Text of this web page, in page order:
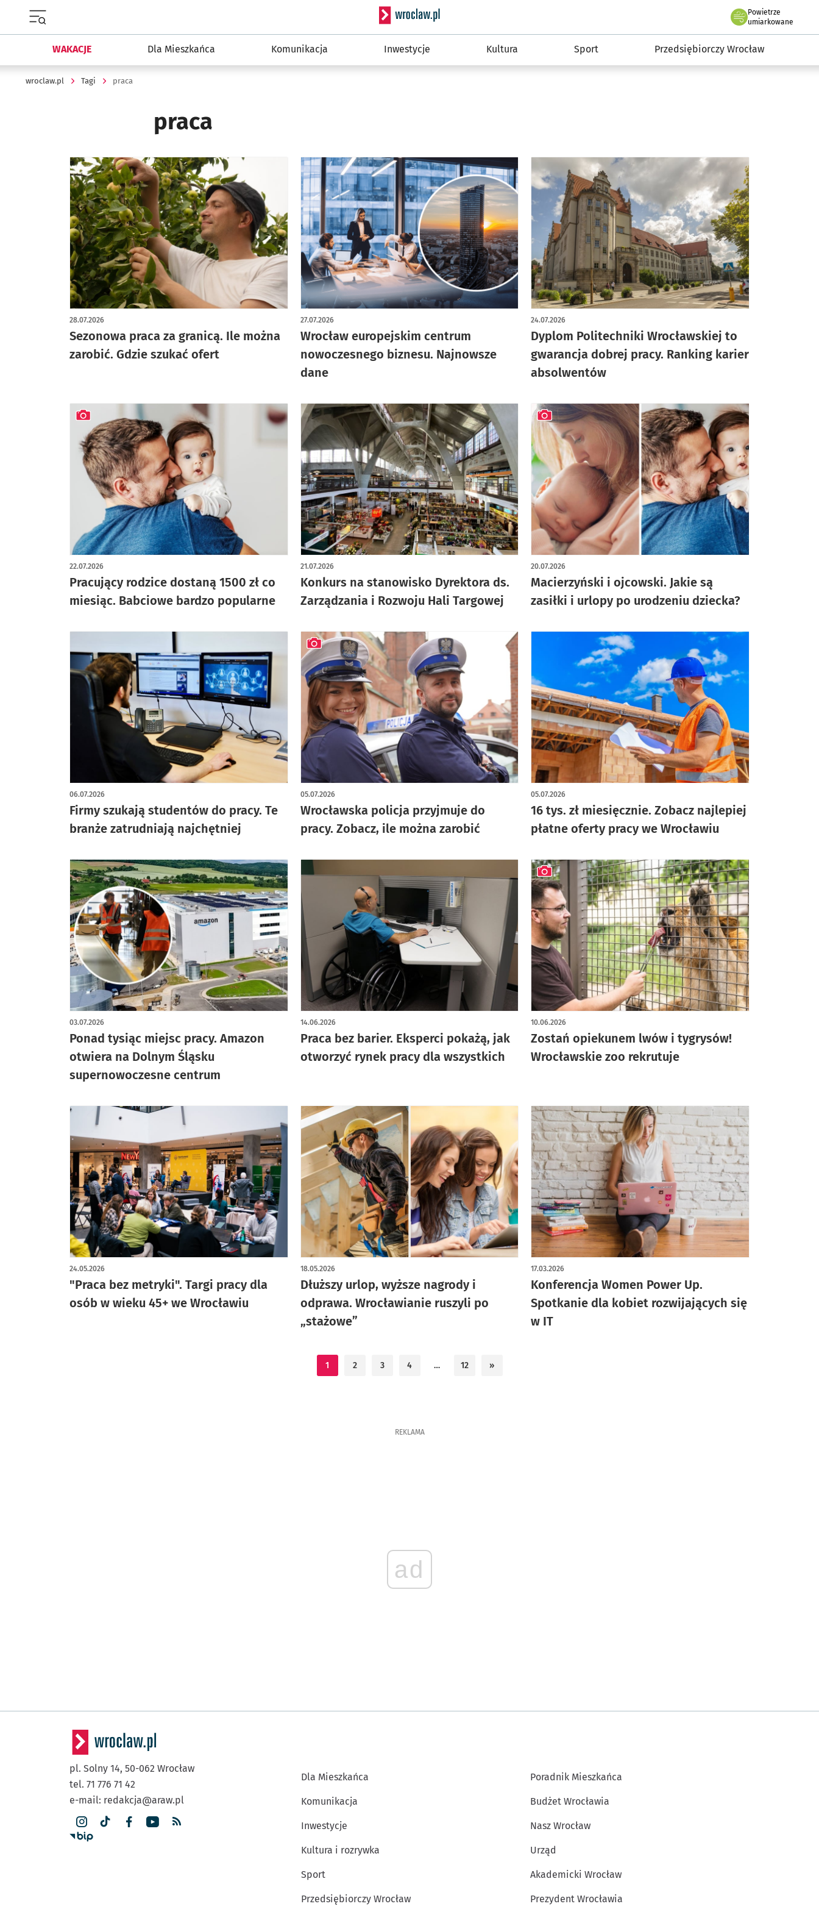
Serwis informacyjny wroclaw.pl
Powietrze
we Wrocławiu
umiarkowane
WAKACJE Dla Mieszkańca Komunikacja Inwestycje Kultura Sport Przedsiębiorczy Wrocław
wroclaw.pl Tagi praca
praca
Sezonowa praca za granicą. Ile można
zarobić. Gdzie szukać ofert
28.07.2026
Wrocław europejskim centrum
nowoczesnego biznesu. Najnowsze
dane
27.07.2026
Dyplom Politechniki Wrocławskiej to
gwarancja dobrej pracy. Ranking karier
absolwentów
24.07.2026
Pracujący rodzice dostaną 1500 zł co
miesiąc. Babciowe bardzo popularne
22.07.2026
artykuł z galerią zdjęć
Konkurs na stanowisko Dyrektora ds.
Zarządzania i Rozwoju Hali Targowej
21.07.2026
Macierzyński i ojcowski. Jakie są
zasiłki i urlopy po urodzeniu dziecka?
20.07.2026
artykuł z galerią zdjęć
Firmy szukają studentów do pracy. Te
branże zatrudniają najchętniej
06.07.2026
Wrocławska policja przyjmuje do
pracy. Zobacz, ile można zarobić
05.07.2026
artykuł z galerią zdjęć
16 tys. zł miesięcznie. Zobacz najlepiej
płatne oferty pracy we Wrocławiu
05.07.2026
Ponad tysiąc miejsc pracy. Amazon
otwiera na Dolnym Śląsku
supernowoczesne centrum
03.07.2026
Praca bez barier. Eksperci pokażą, jak
otworzyć rynek pracy dla wszystkich
14.06.2026
Zostań opiekunem lwów i tygrysów!
Wrocławskie zoo rekrutuje
10.06.2026
artykuł z galerią zdjęć
"Praca bez metryki". Targi pracy dla
osób w wieku 45+ we Wrocławiu
24.05.2026
Dłuższy urlop, wyższe nagrody i
odprawa. Wrocławianie ruszyli po
„stażowe”
18.05.2026
Konferencja Women Power Up.
Spotkanie dla kobiet rozwijających się
w IT
17.03.2026
1 2 3 4 … 12 »
REKLAMA
ad
pl. Solny 14, 50-062 Wrocław
tel. 71 776 71 42
e-mail: redakcja@araw.pl
Dla Mieszkańca
Komunikacja
Inwestycje
Kultura i rozrywka
Sport
Przedsiębiorczy Wrocław
Poradnik Mieszkańca
Budżet Wrocławia
Nasz Wrocław
Urząd
Akademicki Wrocław
Prezydent Wrocławia